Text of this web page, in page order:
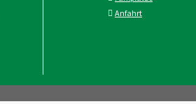
Anfahrt